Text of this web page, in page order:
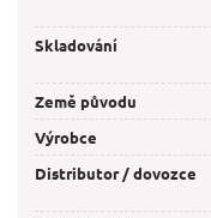
Skladování
Země původu
Výrobce
Distributor / dovozce